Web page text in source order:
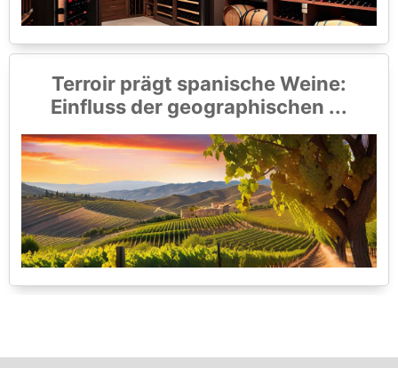
Terroir prägt spanische Weine:
Einfluss der geographischen ...